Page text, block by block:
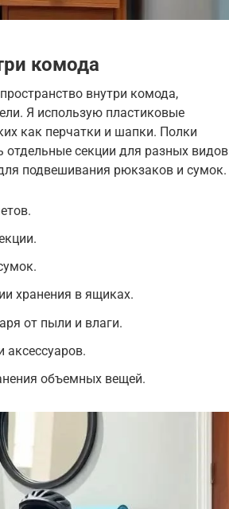
комода
внутри комода,
Я использую пластиковые
как перчатки и шапки. Полки
секции для разных видов
подвешивания рюкзаков и сумок.
хранения в ящиках.
от пыли и влаги.
объемных вещей.